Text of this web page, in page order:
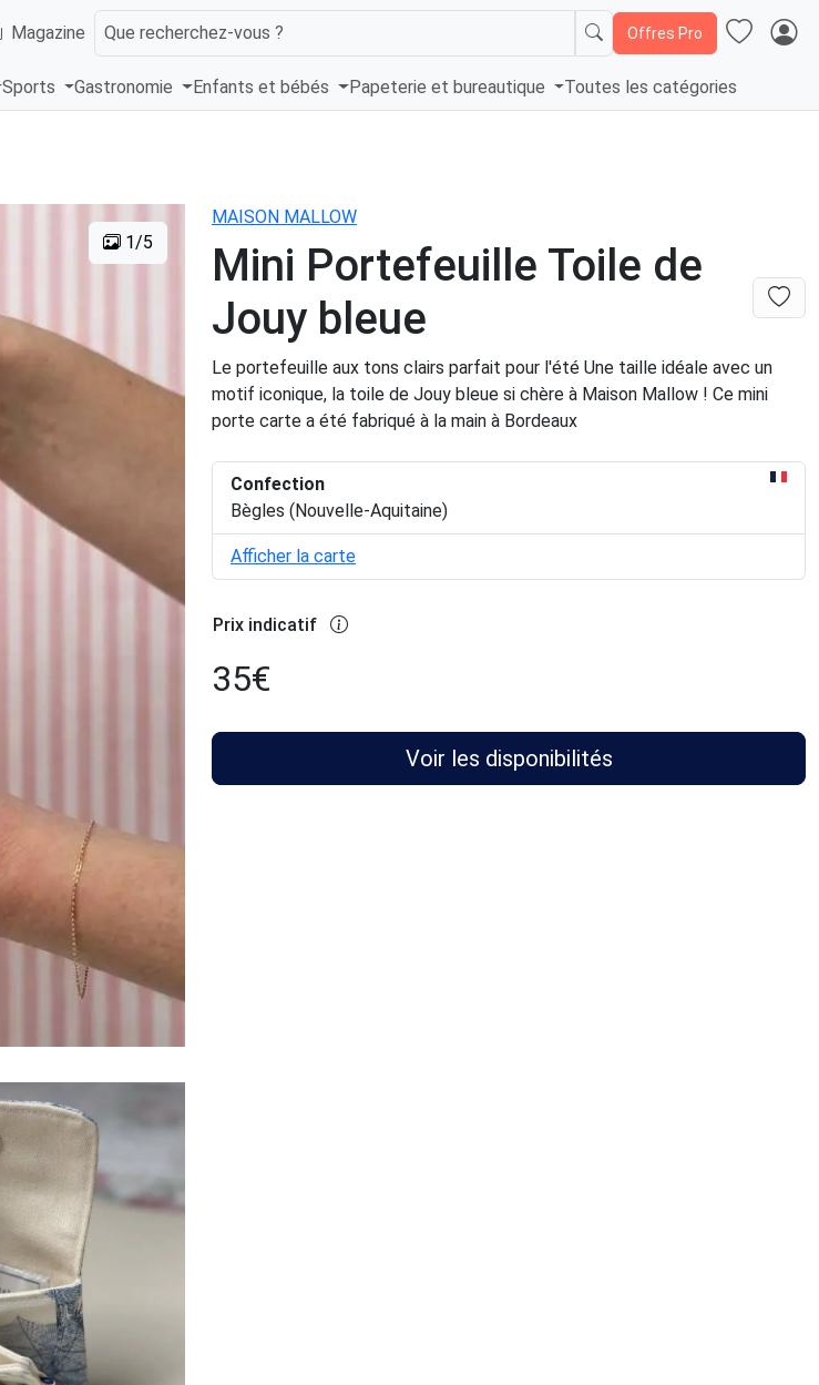
Magazine Que recherchez-vous ? Offres Pro
Sports Gastronomie Enfants et bébés Papeterie et bureautique Toutes les catégories
1/5
MAISON MALLOW
Mini Portefeuille Toile de
Jouy bleue
Le portefeuille aux tons clairs parfait pour l'été Une taille idéale avec un
motif iconique, la toile de Jouy bleue si chère à Maison Mallow ! Ce mini
porte carte a été fabriqué à la main à Bordeaux
Confection
Bègles (Nouvelle-Aquitaine)
Afficher la carte
Prix indicatif
35€
Voir les disponibilités